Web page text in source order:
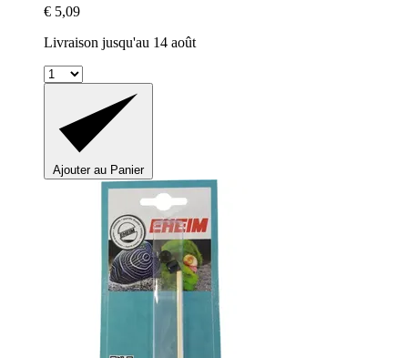
€ 5,09
Livraison jusqu'au 14 août
Ajouter au Panier